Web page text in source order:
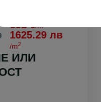
с. Руен
831 €/m
1625.29 лв
/m2
ИЛИ